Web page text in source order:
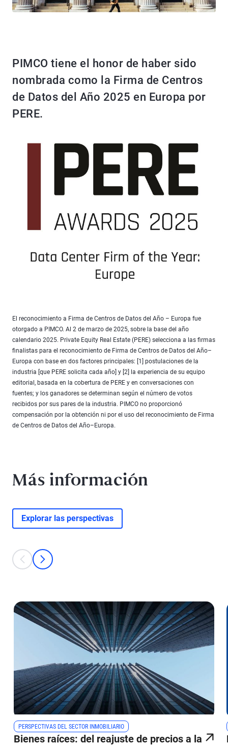
PIMCO tiene el honor de haber sido
nombrada como la Firma de Centros
de Datos del Año 2025 en Europa por
PERE.
El reconocimiento a Firma de Centros de Datos del Año – Europa fue
otorgado a PIMCO. Al 2 de marzo de 2025, sobre la base del año
calendario 2025. Private Equity Real Estate (PERE) selecciona a las firmas
finalistas para el reconocimiento de Firma de Centros de Datos del Año–
Europa con base en dos factores principales: [1] postulaciones de la
industria [que PERE solicita cada año] y [2] la experiencia de su equipo
editorial, basada en la cobertura de PERE y en conversaciones con
fuentes; y los ganadores se determinan según el número de votos
recibidos por sus pares de la industria. PIMCO no proporcionó
compensación por la obtención ni por el uso del reconocimiento de Firma
de Centros de Datos del Año–Europa.
Más información
Explorar las perspectivas
This is a carousel with individual cards. Use the previous and next
anteriorSiguiente
PERSPECTIVAS DEL SECTOR INMOBILIARIO
Bienes raíces: del reajuste de precios a la